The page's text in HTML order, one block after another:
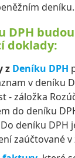
deníku.
DPH
doklady:
z Deníku DPH
v deníku
- záložka
do deníku
deníku DPH
zaúčtované